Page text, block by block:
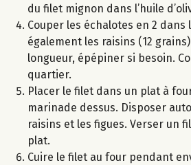
du filet mignon dans l’huile
Couper les échalotes en 2 dans
également les raisins (12
longueur, épépiner si besoin.
quartier.
Placer le filet dans un plat à
marinade dessus. Disposer
raisins et les figues. Verser un
plat.
Cuire le filet au four pendant